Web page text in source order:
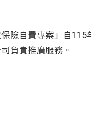
險自費專案」自
負責推廣服務。